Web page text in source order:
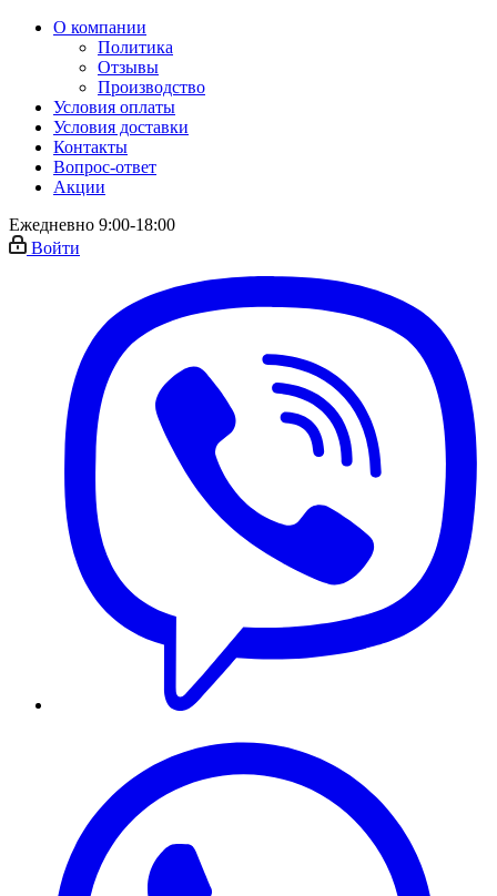
О компании
Политика
Отзывы
Производство
Условия оплаты
Условия доставки
Контакты
Вопрос-ответ
Акции
Ежедневно 9:00-18:00
Войти